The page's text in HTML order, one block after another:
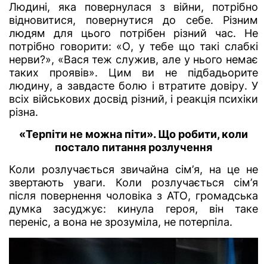
Людині, яка повернулася з війни, потрібно
відновитися, повернутися до себе. Різним
людям для цього потрібен різний час. Не
потрібно говорити: «О, у тебе що такі слабкі
нерви?», «Вася теж служив, але у нього немає
таких проявів». Цим ви не підбадьорите
людину, а завдасте болю і втратите довіру. У
всіх військових досвід різний, і реакція психіки
різна.
«Терпіти не можна піти». Що робити, коли
постало питання розлучення
Коли розлучається звичайна сім’я, на це не
звертають уваги. Коли розлучається сім’я
після повернення чоловіка з АТО, громадська
думка засуджує: кинула героя, він таке
переніс, а вона не зрозуміла, не потерпіла.